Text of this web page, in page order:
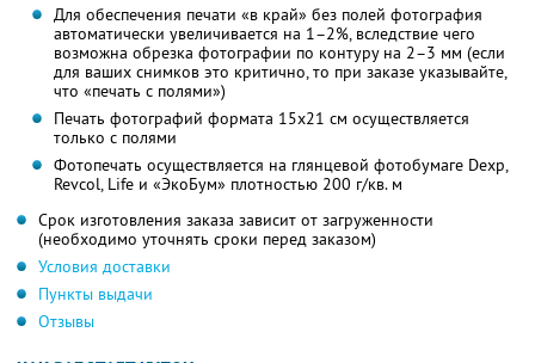
Для обеспечения печати «в край» без полей фотография
автоматически увеличивается на 1–2%, вследствие чего
возможна обрезка фотографии по контуру на 2–3 мм (если
для ваших снимков это критично, то при заказе указывайте,
что «печать с полями»)
Печать фотографий формата 15х21 см осуществляется
только с полями
Фотопечать осуществляется на глянцевой фотобумаге Dexp,
Revcol, Life и «ЭкоБум» плотностью 200 г/кв. м
Срок изготовления заказа зависит от загруженности
(необходимо уточнять сроки перед заказом)
Условия доставки
Пункты выдачи
Отзывы